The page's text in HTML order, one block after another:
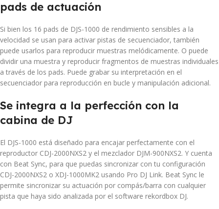
pads de actuación
Si bien los 16 pads de DJS-1000 de rendimiento sensibles a la
velocidad se usan para activar pistas de secuenciador, también
puede usarlos para reproducir muestras melódicamente. O puede
dividir una muestra y reproducir fragmentos de muestras individuales
a través de los pads. Puede grabar su interpretación en el
secuenciador para reproducción en bucle y manipulación adicional.
Se integra a la perfección con la
cabina de DJ
El DJS-1000 está diseñado para encajar perfectamente con el
reproductor CDJ-2000NXS2 y el mezclador DJM-900NXS2. Y cuenta
con Beat Sync, para que puedas sincronizar con tu configuración
CDJ-2000NXS2 o XDJ-1000MK2 usando Pro DJ Link. Beat Sync le
permite sincronizar su actuación por compás/barra con cualquier
pista que haya sido analizada por el software rekordbox DJ.